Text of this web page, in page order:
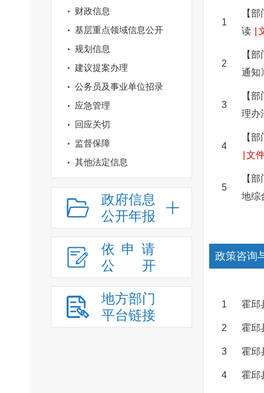
财政信息
基层重点领域信息公开
规划信息
建议提案办理
公务员及事业单位招录
应急管理
回应关切
监督保障
其他法定信息
政府信息
公开年报
依申请
公
开
地方部门
平台链接
1
【
读
2
【
通知
3
【
理办
4
【
文
5
【
地综
政策咨询
1 霍邱
2 霍邱
3 霍邱
4 霍邱